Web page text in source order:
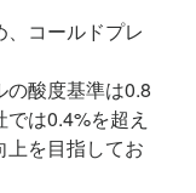
コールドプレ
酸度基準は0.8
は0.4%を超え
上を目指してお